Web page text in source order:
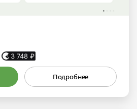
3 748 ₽
Подробнее